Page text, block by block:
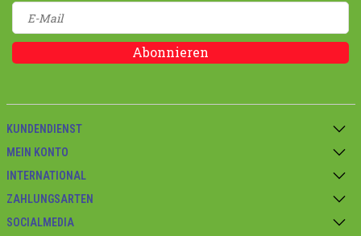
Abonnieren
KUNDENDIENST
MEIN KONTO
INTERNATIONAL
ZAHLUNGSARTEN
SOCIALMEDIA